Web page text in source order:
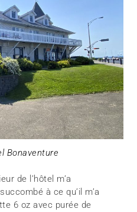
Bonaventure
de l’hôtel m’a
à ce qu’il m’a
6 oz avec purée de